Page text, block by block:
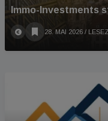
Immo-Investments
28. MAI 2026 /